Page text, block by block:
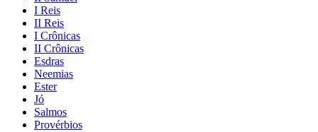
I Reis
II Reis
I Crônicas
II Crônicas
Esdras
Neemias
Ester
Jó
Salmos
Provérbios